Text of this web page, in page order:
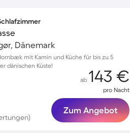
Dänemark
mit Kamin und Küche für bis zu 5
dänischen Küste!
ab 143 €
pro Nacht
Zum Angebot